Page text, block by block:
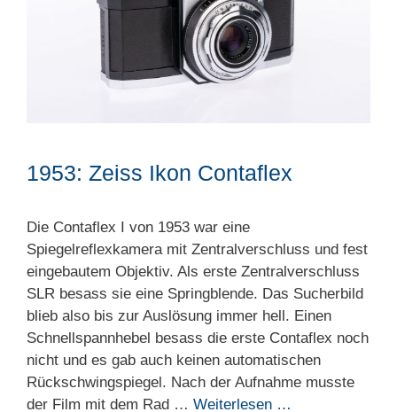
1953: Zeiss Ikon Contaflex
Die Contaflex I von 1953 war eine
Spiegelreflexkamera mit Zentralverschluss und fest
eingebautem Objektiv. Als erste Zentralverschluss
SLR besass sie eine Springblende. Das Sucherbild
blieb also bis zur Auslösung immer hell. Einen
Schnellspannhebel besass die erste Contaflex noch
nicht und es gab auch keinen automatischen
Rückschwingspiegel. Nach der Aufnahme musste
der Film mit dem Rad … Weiterlesen …